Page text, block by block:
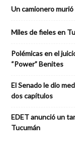
Un camionero
Miles de fieles en
Polémicas en el
“Power” Benites
El Senado le dio
dos capítulos
EDET anunció un
Tucumán